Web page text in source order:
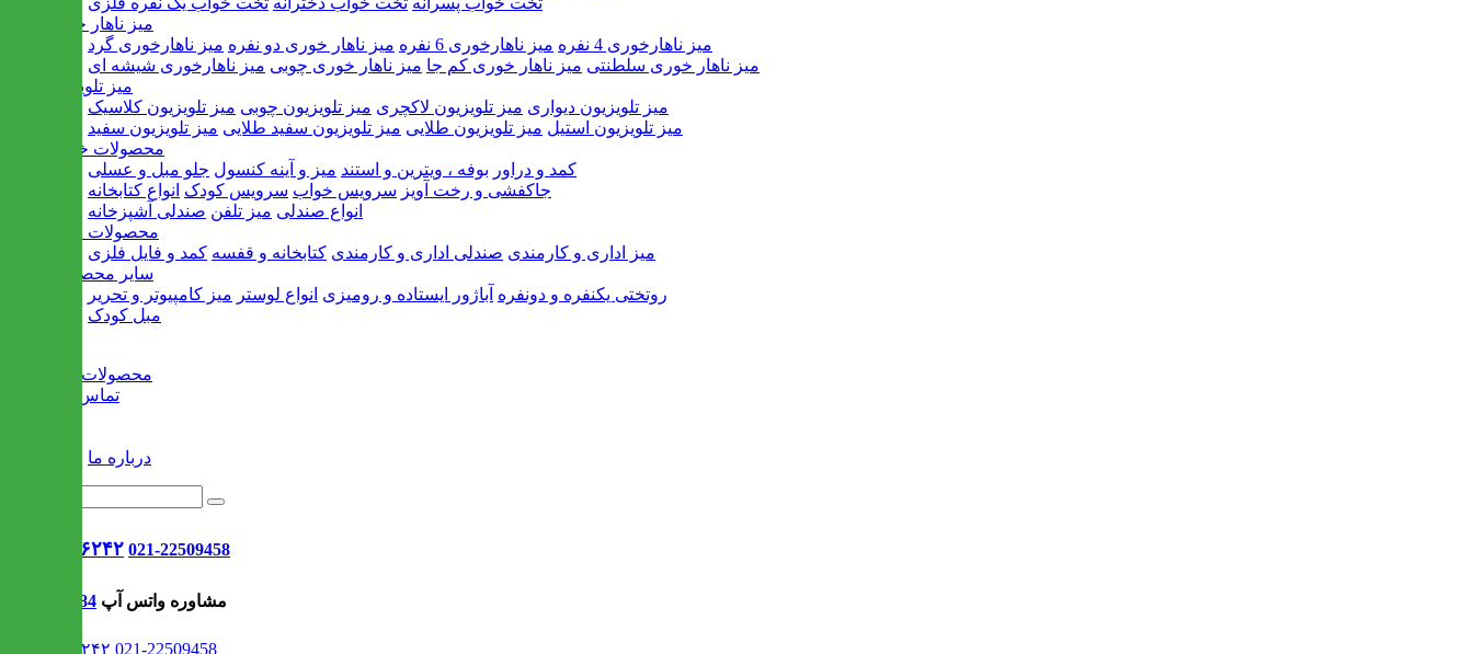
میز ناهار خوری
میز ناهارخوری 4 نفره
میز ناهارخوری 6 نفره میز ناهار خوری دو نفره میز ناهارخوری گرد
میز ناهار خوری سلطنتی میز ناهار خوری کم جا میز ناهار خوری چوبی میز ناهارخوری شیشه ای
میز تلویزیون
میز تلویزیون دیواری میز تلویزیون لاکچری میز تلویزیون چوبی میز تلویزیون کلاسیک
میز تلویزیون استیل میز تلویزیون طلایی میز تلویزیون سفید طلایی میز تلویزیون سفید
محصولات خانگی
کمد و دراور بوفه ، ویترین و استند میز و آینه کنسول جلو مبل و عسلی
جاکفشی و رخت آویز سرویس خواب سرویس کودک انواع کتابخانه
انواع صندلی میز تلفن صندلی آشپزخانه
محصولات اداری
میز اداری و کارمندی صندلی اداری و کارمندی کتابخانه و قفسه کمد و فایل فلزی
سایر محصولات
روتختی یکنفره و دونفره آباژور ایستاده و رومیزی انواع لوستر میز کامپیوتر و تحریر
مبل کودک
محصولات جدید
تماس با ما
درباره ما
021-۹۱۳۰۶۲۴۲ 021-22509458
09302308484 مشاوره واتس آپ
021-۹۱۳۰۶۲۴۲ 021-22509458